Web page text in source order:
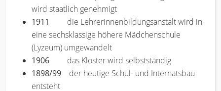
wird staatlich genehmigt
1911 die Lehrerinnenbildungsanstalt wird in
eine sechsklassige höhere Mädchenschule
(Lyzeum) umgewandelt
1906 das Kloster wird selbstständig
1898/99 der heutige Schul- und Internatsbau
entsteht